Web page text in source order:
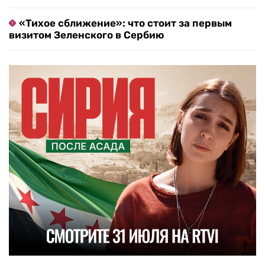
«Тихое сближение»: что стоит за первым
визитом Зеленского в Сербию